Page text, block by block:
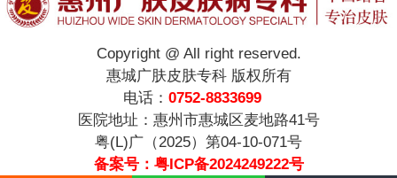
Copyright @ All right reserved.
惠城广肤皮肤专科 版权所有
电话： 0752-8833699
医院地址：惠州市惠城区麦地路41号
粤(L)广（2025）第04-10-071号
备案号：粤ICP备2024249222号